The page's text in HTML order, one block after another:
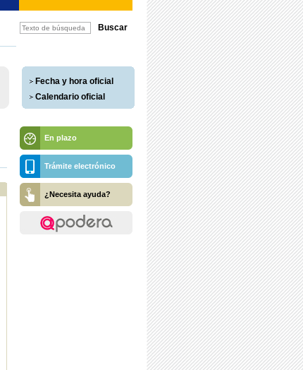
Fecha y hora oficial
Calendario oficial
En plazo
Trámite electrónico
¿Necesita ayuda?